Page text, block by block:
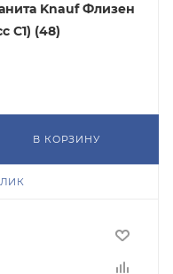
Knauf Флизен
C1) (48)
В КОРЗИНУ